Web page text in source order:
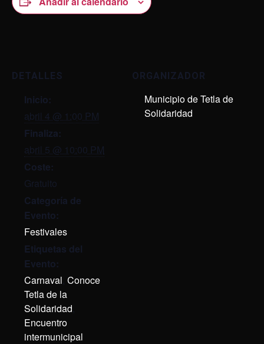
DETALLES
Inicio:
abril 4 @ 1:00 PM
Finaliza:
abril 5 @ 10:00 PM
Coste:
Gratuito
Categoría de
Evento:
Festivales
Etiquetas del
Evento:
Carnaval Conoce
Tetla de la
Solidaridad
Encuentro
intermunicipal
ORGANIZADOR
Municipio de Tetla de
Solidaridad